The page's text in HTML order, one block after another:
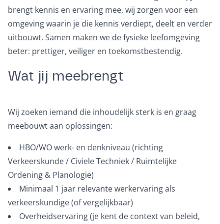
brengt kennis en ervaring mee, wij zorgen voor een
omgeving waarin je die kennis verdiept, deelt en verder
uitbouwt. Samen maken we de fysieke leefomgeving
beter: prettiger, veiliger en toekomstbestendig.
Wat jij meebrengt
Wij zoeken iemand die inhoudelijk sterk is en graag
meebouwt aan oplossingen:
HBO/WO werk- en denkniveau (richting
Verkeerskunde / Civiele Techniek / Ruimtelijke
Ordening & Planologie)
Minimaal 1 jaar relevante werkervaring als
verkeerskundige (of vergelijkbaar)
Overheidservaring (je kent de context van beleid,